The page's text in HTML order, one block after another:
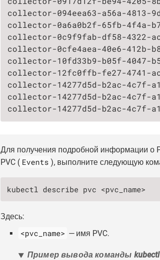
collector-094eea63-a56a-
collector-0a6a0b2f-65fb-
collector-0c9f9fab-df58-
collector-0cfe4aea-40e6-
collector-10fd33b9-b05f-
collector-12fc0ffb-fe27-4741-
collector-14277d5d-b2ac-
collector-14277d5d-b2ac-
collector-14277d5d-b2ac-
Для получения подробной информации о
PVC ( Events ), выполните следующую
kubectl describe pvc <pvc_name>
Здесь:
<pvc_name> — имя PVC.
Пример вывода команды kubectl